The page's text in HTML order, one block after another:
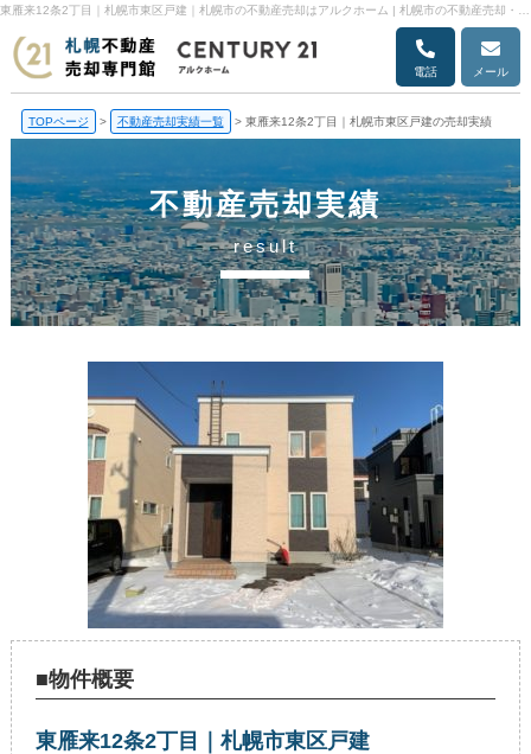
電話 メール
TOPページ > 不動産売却実績一覧 > 東雁来12条2丁目｜札幌市東区戸建の売却実績
不動産売却実績
result
■物件概要
東雁来12条2丁目｜札幌市東区戸建